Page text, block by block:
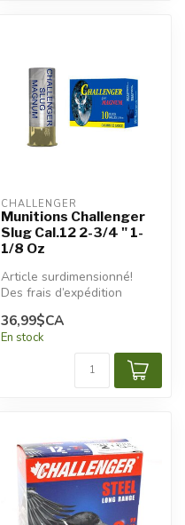
CHALLENGER
Munitions Challenger
Slug Cal.12 2-3/4 " 1-
1/8 Oz
Article surdimensionné!
Des frais d’expédition
appliqués.
36,99$CA
En stock